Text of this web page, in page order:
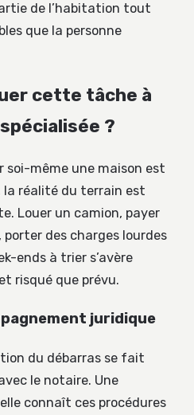
de l’habitation tout
que la personne
cette tâche à
?
même une maison est
la réalité du terrain est
Louer un camion, payer
des charges lourdes
ends à trier s’avère
risqué que prévu.
juridique
du débarras se fait
le notaire. Une
connaît ces procédures